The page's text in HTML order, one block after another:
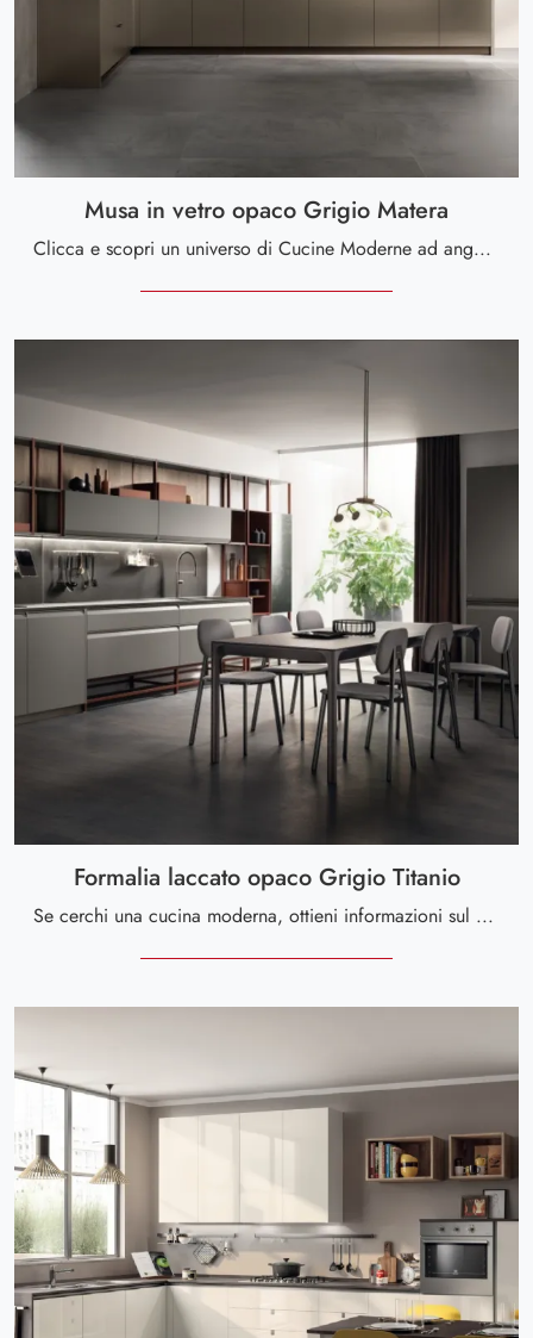
Musa in vetro opaco Grigio Matera
Clicca e scopri un universo di Cucine Moderne ad angolo: la cucina Musa in vetro opaco Grigio Matera Scavolini in vetro ti attende!
Formalia laccato opaco Grigio Titanio
Se cerchi una cucina moderna, ottieni informazioni sul modello Formalia laccato opaco Grigio Titanio Scavolini.